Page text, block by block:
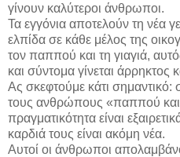
γίνουν καλύτεροι άνθρωποι.
Τα εγγόνια αποτελούν τη νέα
ελπίδα σε κάθε μέλος της
τον παππού και τη γιαγιά,
και σύντομα γίνεται άρρηκτος
Ας σκεφτούμε κάτι
τους ανθρώπους «παππού και
πραγματικότητα είναι
καρδιά τους είναι ακόμη νέα.
Αυτοί οι άνθρωποι